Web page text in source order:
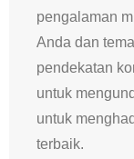
pengalaman
Anda dan
pendekatan
untuk
untuk
terbaik.